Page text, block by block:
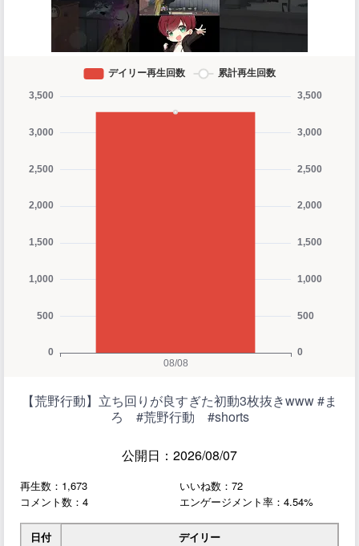
【荒野行動】立ち回りが良すぎた初動3枚抜きwww #ま
ろ #荒野行動 #shorts
公開日：2026/08/07
再生数：1,673
いいね数：72
コメント数：4
エンゲージメント率：4.54%
日付
デイリー